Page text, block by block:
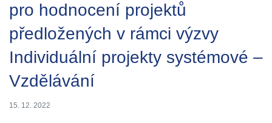
pro hodnocení projektů
předložených v rámci výzvy
Individuální projekty systémové –
Vzdělávání
15. 12. 2022